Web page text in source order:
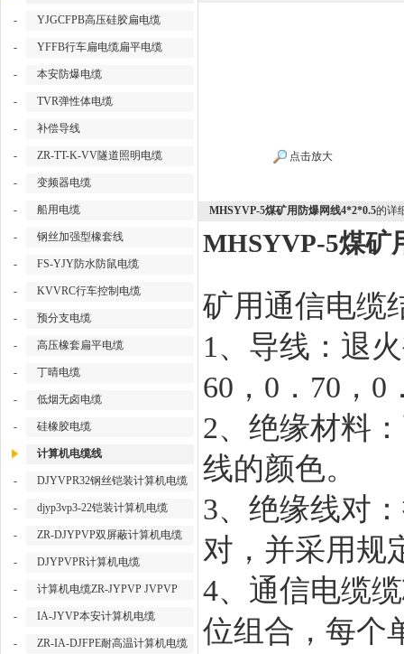
- YJGCFPB高压硅胶扁电缆
- YFFB行车扁电缆扁平电缆
- 本安防爆电缆
- TVR弹性体电缆
- 补偿导线
- ZR-TT-K-VV隧道照明电缆
- 变频器电缆
- 船用电缆
- 钢丝加强型橡套线
- FS-YJY防水防鼠电缆
- KVVRC行车控制电缆
- 预分支电缆
- 高压橡套扁平电缆
- 丁晴电缆
- 低烟无卤电缆
- 硅橡胶电缆
计算机电缆线
- DJYVPR32钢丝铠装计算机电缆
- djyp3vp3-22铠装计算机电缆
- ZR-DJYPVP双屏蔽计算机电缆
- DJYPVPR计算机电缆
- 计算机电缆ZR-JYPVP JVPVP
- IA-JYVP本安计算机电缆
- ZR-IA-DJFPE耐高温计算机电缆
点击放大
MHSYVP-5煤矿用防爆网线4*2*0.5的详
MHSYVP-5煤矿
矿用通信电缆
1、导线：退
60，0．70，0
2、绝缘材料
线的颜色。
3、绝缘线对
对，并采用规
4、通信电缆
位组合，每个